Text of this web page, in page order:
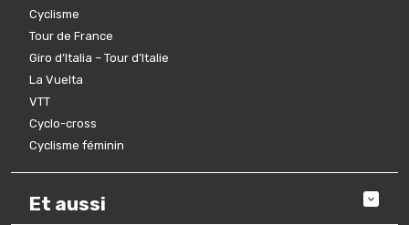
Cyclisme
Tour de France
Giro d’Italia – Tour d’Italie
La Vuelta
VTT
Cyclo-cross
Cyclisme féminin
Et aussi